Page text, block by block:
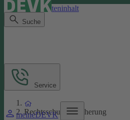
Direkt zum Seiteninhalt
Suche
meineDEVK
Service
Rechtsschutzversicherung